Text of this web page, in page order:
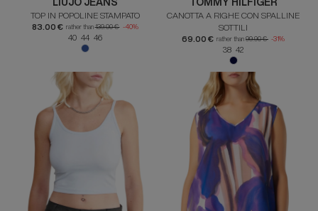
LIUJO JEANS
TOP IN POPOLINE STAMPATO
83.00 € rather than139.00 € -40%
40 44 46
TOMMY HILFIGER
CANOTTA A RIGHE CON SPALLINE
SOTTILI
69.00 € rather than 99.90 € -31%
38 42